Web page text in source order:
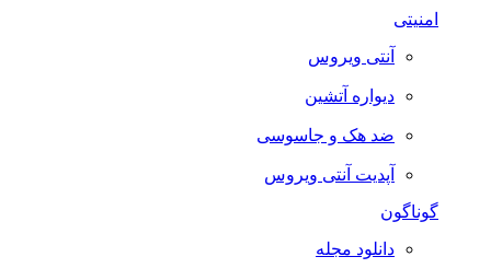
آنتی ویروس
دیواره آتشین
ضد هک و جاسوسی
آپدیت آنتی ویروس
گوناگون
دانلود مجله